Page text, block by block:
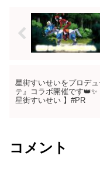
星街すいせいをプロデ
テ』コラボ開催です
星街すいせい 】#PR
コメント